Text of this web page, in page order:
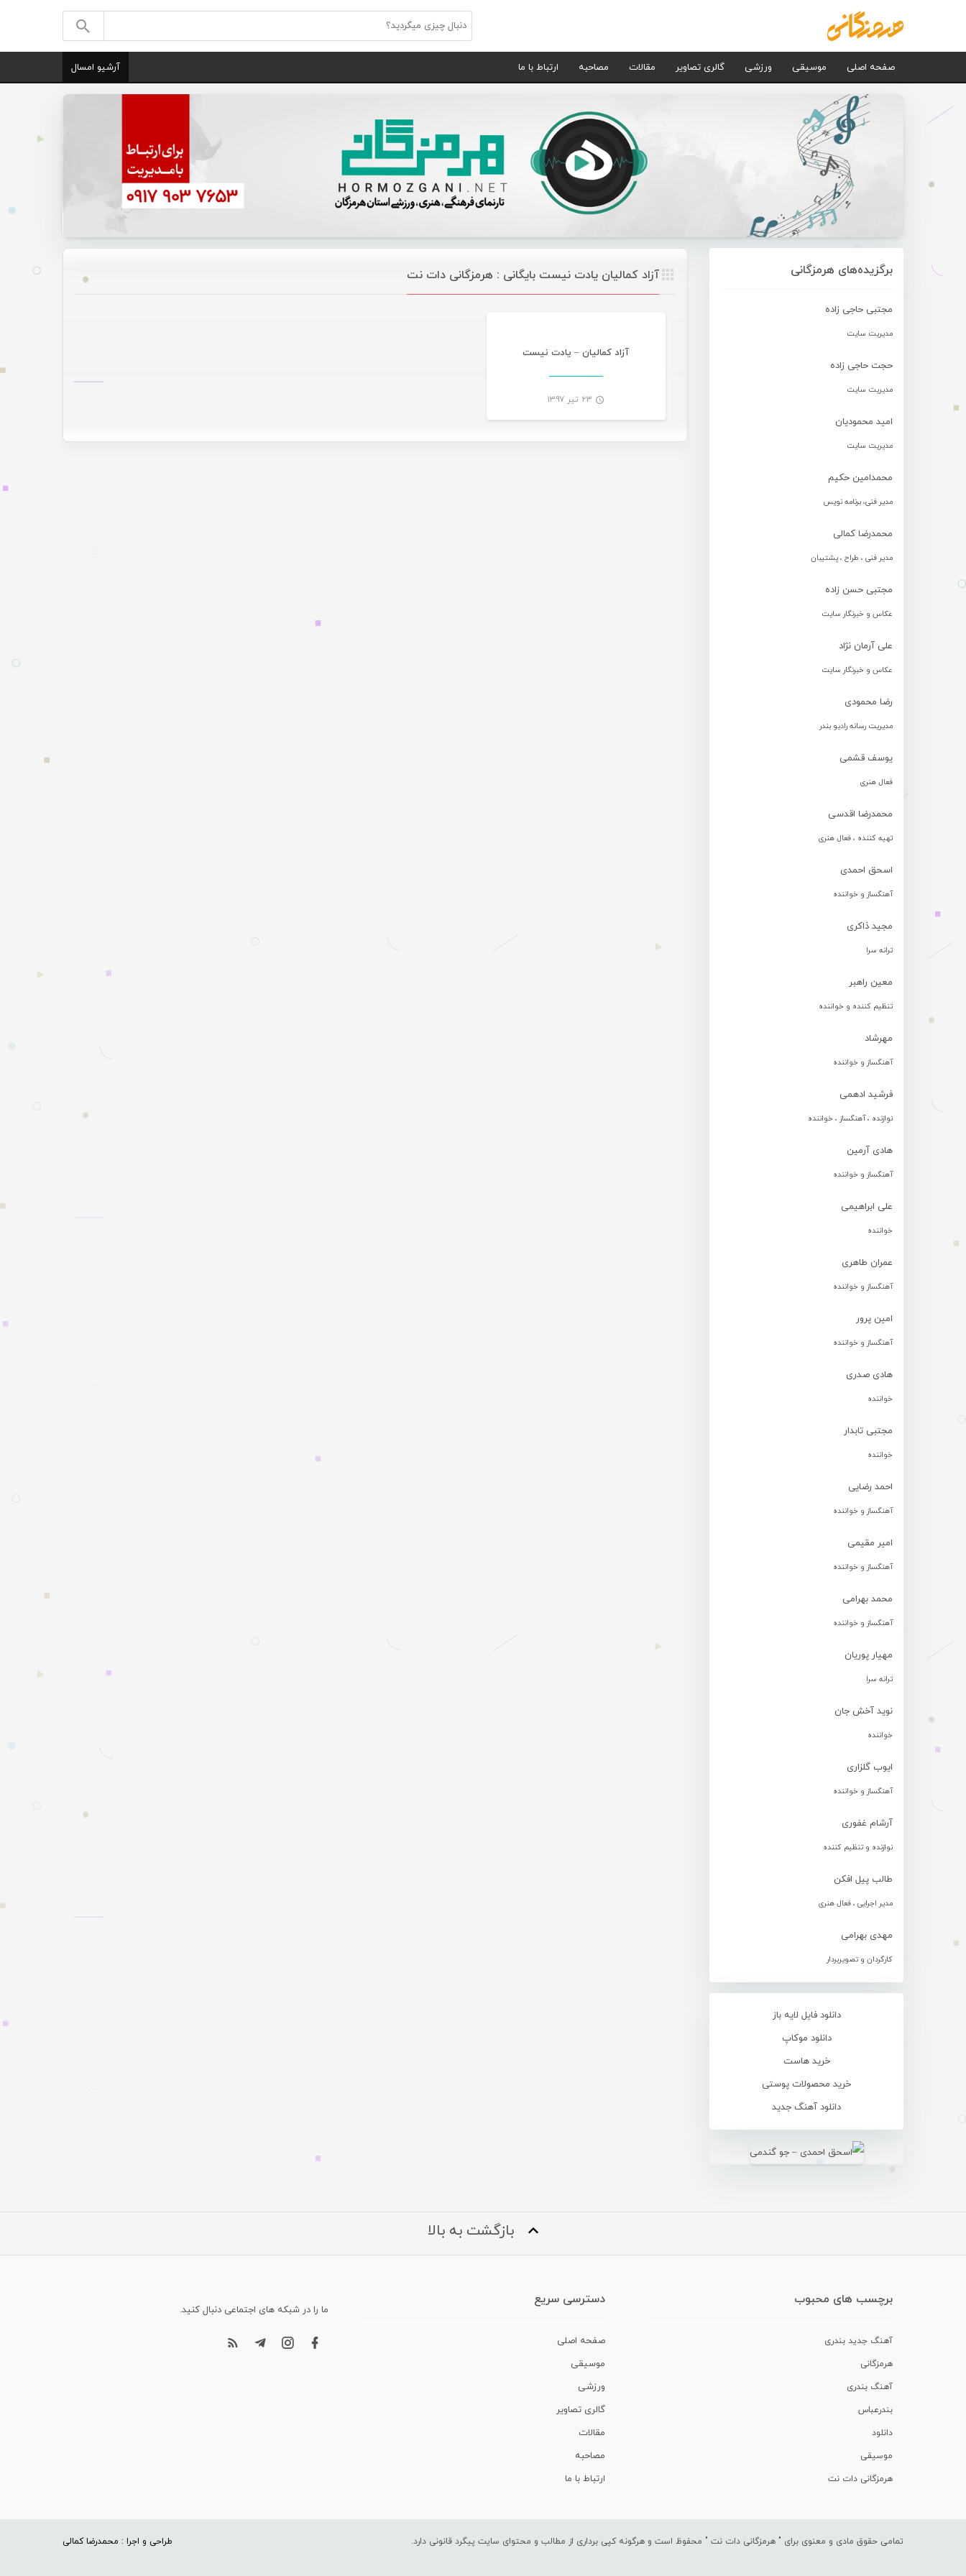
صفحه اصلی موسیقی ورزشی گالری تصاویر مقالات مصاحبه ارتباط با ما آرشیو امسال
برگزیده‌های هرمزگانی
مجتبی حاجی زاده
مدیریت سایت
حجت حاجی زاده
مدیریت سایت
امید محمودیان
مدیریت سایت
محمدامین حکیم
مدیر فنی، برنامه نویس
محمدرضا کمالی
مدیر فنی ، طراح ، پشتیبان
مجتبی حسن زاده
عکاس و خبرنگار سایت
علی آرمان نژاد
عکاس و خبرنگار سایت
رضا محمودی
مدیریت رسانه رادیو بندر
یوسف قشمی
فعال هنری
محمدرضا اقدسی
تهیه کننده ، فعال هنری
اسحق احمدی
آهنگساز و خواننده
مجید ذاکری
ترانه سرا
معین راهبر
تنظیم کننده و خواننده
مهرشاد
آهنگساز و خواننده
فرشید ادهمی
نوازنده ، آهنگساز ، خواننده
هادی آرمین
آهنگساز و خواننده
علی ابراهیمی
خواننده
عمران طاهری
آهنگساز و خواننده
امین پرور
آهنگساز و خواننده
هادی صدری
خواننده
مجتبی تابدار
خواننده
احمد رضایی
آهنگساز و خواننده
امیر مقیمی
آهنگساز و خواننده
محمد بهرامی
آهنگساز و خواننده
مهیار پوریان
ترانه سرا
نوید آخش جان
خواننده
ایوب گلزاری
آهنگساز و خواننده
آرشام غفوری
نوازنده و تنظیم کننده
طالب پیل افکن
مدیر اجرایی ، فعال هنری
مهدی بهرامی
کارگردان و تصویربردار
دانلود فایل لایه باز
دانلود موکاپ
خرید هاست
خرید محصولات پوستی
دانلود آهنگ جدید
آزاد کمالیان یادت نیست بایگانی : هرمزگانی دات نت
آزاد کمالیان – یادت نیست
۲۳ تیر ۱۳۹۷
بازگشت به بالا
برچسب های محبوب
آهنگ جدید بندری
هرمزگانی
آهنگ بندری
بندرعباس
دانلود
موسیقی
هرمزگانی دات نت
دسترسی سریع
صفحه اصلی
موسیقی
ورزشی
گالری تصاویر
مقالات
مصاحبه
ارتباط با ما
ما را در شبکه های اجتماعی دنبال کنید.
تمامی حقوق مادی و معنوی برای " هرمزگانی دات نت " محفوظ است و هرگونه کپی برداری از مطالب و محتوای سایت پیگرد قانونی دارد. طراحی و اجرا : محمدرضا کمالی